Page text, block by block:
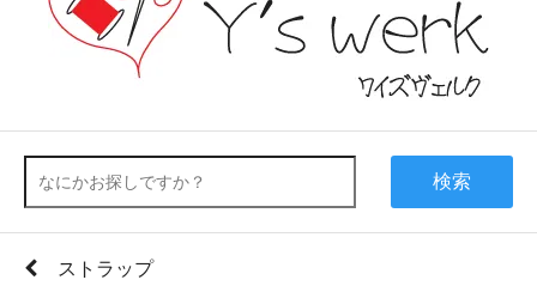
検索
ストラップ